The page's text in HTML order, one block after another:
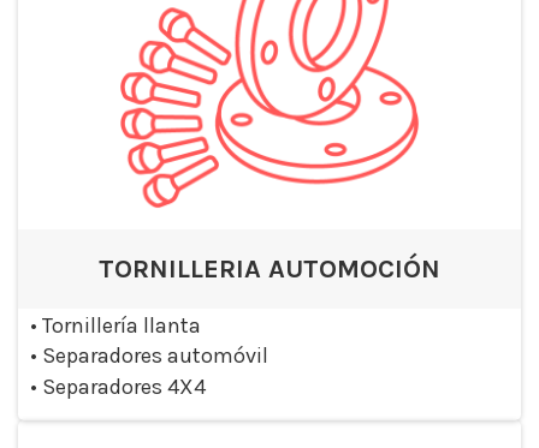
TORNILLERIA AUTOMOCIÓN
• Tornillería llanta
• Separadores automóvil
• Separadores 4X4